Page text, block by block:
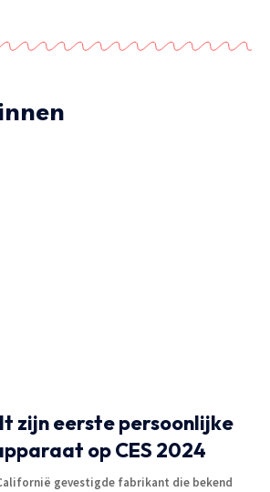
zijn eerste persoonlijke
op CES 2024
gevestigde fabrikant die bekend